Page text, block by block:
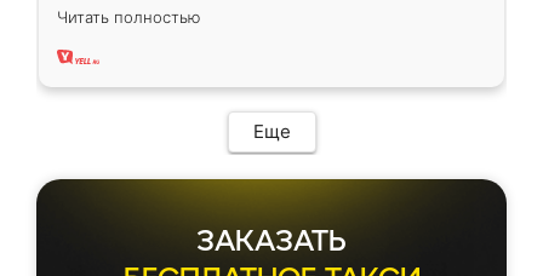
вполне довольна. Служит кухня уже почти
два года, нареканий нет.
Читать полностью
Еще
ЗАКАЗАТЬ